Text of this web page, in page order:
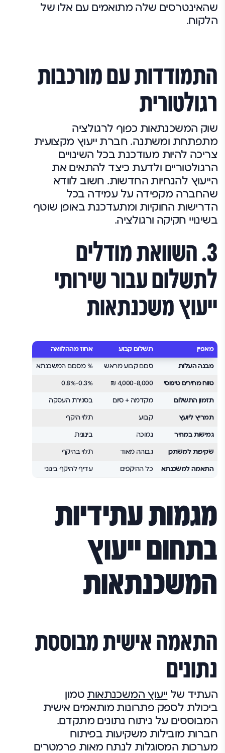
שהאינטרסים שלה מתואמים עם אלו של
הלקוח.
התמודדות עם מורכבות
רגולטורית
שוק המשכנתאות כפוף לרגולציה
מתפתחת ומשתנה. חברת ייעוץ מקצועית
צריכה להיות מעודכנת בכל השינויים
הרגולטוריים ולדעת כיצד להתאים את
הייעוץ להנחיות החדשות. חשוב לוודא
שהחברה מקפידה על עמידה בכל
הדרישות החוקיות ומתעדכנת באופן שוטף
בשינויי חקיקה ורגולציה.
3. השוואת מודלים
לתשלום עבור שירותי
ייעוץ משכנתאות
מאפיין תשלום קבוע אחוז מההלוואה
מבנה העלות סכום קבוע מראש % מסכום המשכנתא
טווח מחירים טיפוסי 4,000-8,000 ₪
0.3%-0.8%
תזמון התשלום מקדמה + סיום בסגירת העסקה
תמריץ ליועץ קבוע תלוי היקף
גמישות במחיר נמוכה בינונית
שקיפות למשתכן גבוהה מאוד תלוי בהיקף
התאמה למשכנתא כל ההיקפים עדיף להיקף בינוני
מגמות עתידיות
בתחום ייעוץ
המשכנתאות
התאמה אישית מבוססת
נתונים
העתיד של ייעוץ המשכנתאותטמון
ביכולת לספק פתרונות מותאמים אישית
המבוססים על ניתוח נתונים מתקדם.
חברות מובילות משקיעות בפיתוח
מערכות המסוגלות לנתח מאות פרמטרים